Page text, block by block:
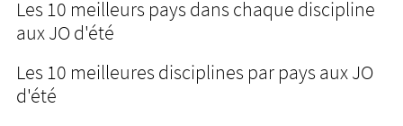
Les 10 meilleurs pays dans chaque discipline
aux JO d'été
Les 10 meilleures disciplines par pays aux JO
d'été